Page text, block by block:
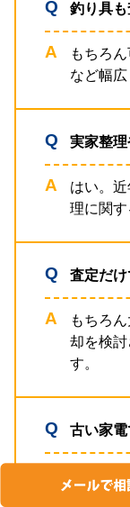
釣り具
もちろ
など幅広
実家整
はい。
理に関す
査定だ
もちろ
却を検
す。
古い家
年式や
合があ